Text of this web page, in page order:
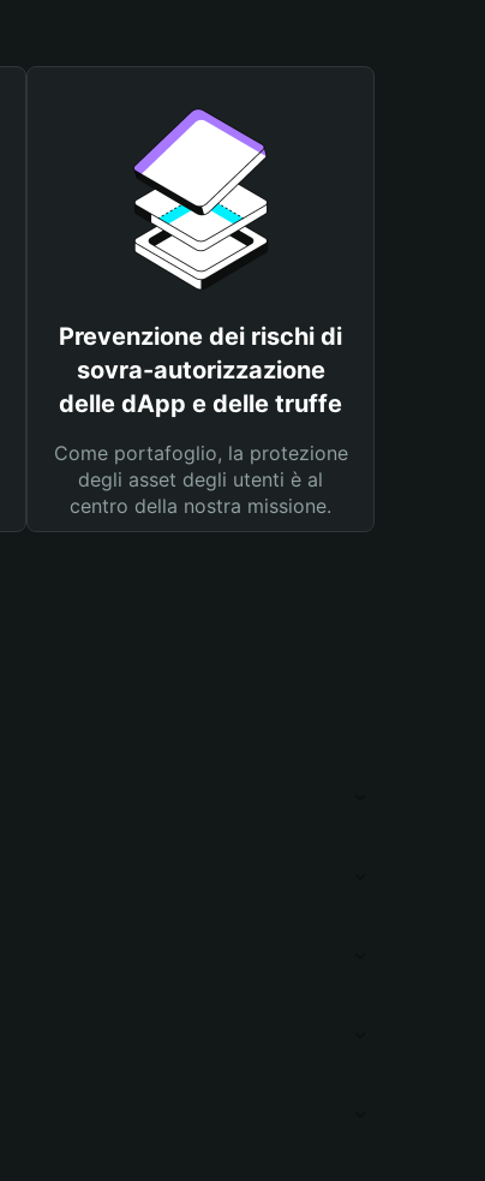
Prevenzione dei rischi di
sovra-autorizzazione
delle dApp e delle truffe
Come portafoglio, la protezione
degli asset degli utenti è al
centro della nostra missione.